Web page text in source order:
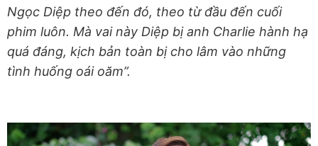
Ngọc Diệp theo đến đó, theo từ đầu đến cuối
phim luôn. Mà vai này Diệp bị anh Charlie hành hạ
quá đáng, kịch bản toàn bị cho lâm vào những
tình huống oái oăm”.